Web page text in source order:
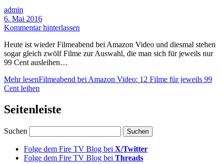
admin
6. Mai 2016
Kommentar hinterlassen
Heute ist wieder Filmeabend bei Amazon Video und diesmal stehen
sogar gleich zwölf Filme zur Auswahl, die man sich für jeweils nur
99 Cent ausleihen…
Mehr lesenFilmeabend bei Amazon Video: 12 Filme für jeweils 99
Cent leihen
Seitenleiste
Suchen
Folge dem Fire TV Blog bei X/Twitter
Folge dem Fire TV Blog bei Threads